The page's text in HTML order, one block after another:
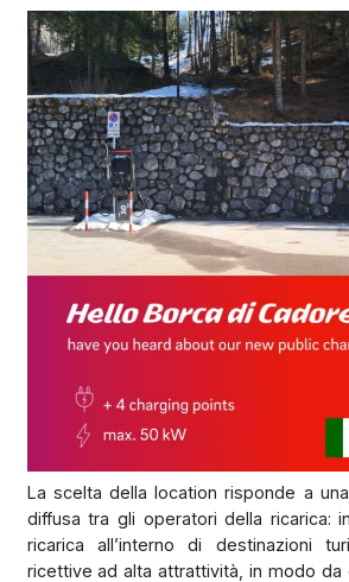
La scelta della location risponde a
diffusa tra gli operatori della ricarica:
ricarica all’interno di destinazioni
ricettive ad alta attrattività, in modo da